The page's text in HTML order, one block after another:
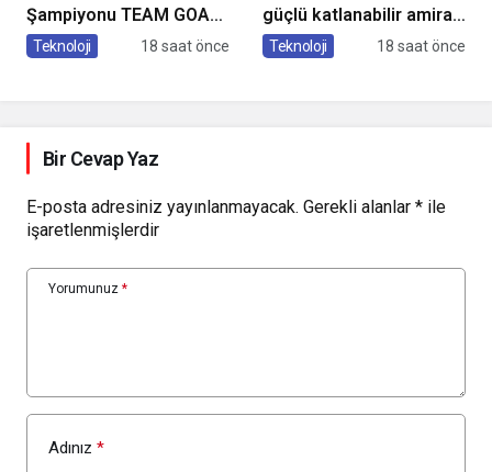
Şampiyonu TEAM GOAT
Oldu
Teknoloji 18 saat önce
güçlü katlanabilir amiral
gemisi HONOR Magic V6
Teknoloji 18 saat önce
Bir Cevap Yaz
E-posta adresiniz yayınlanmayacak. Gerekli alanlar * ile
işaretlenmişlerdir
Yorumunuz *
Adınız *